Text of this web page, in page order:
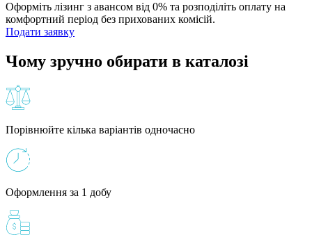
Оформіть лізинг з авансом від 0% та розподіліть оплату на
комфортний період без прихованих комісій.
Подати заявку
Чому зручно обирати в каталозі
Порівнюйте кілька варіантів одночасно
Оформлення за 1 добу